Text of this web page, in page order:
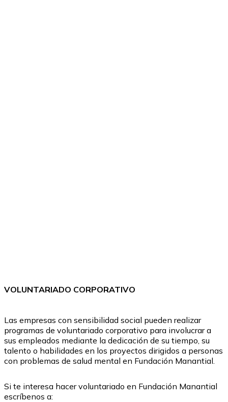
VOLUNTARIADO CORPORATIVO
Las empresas con sensibilidad social pueden realizar
programas de voluntariado corporativo para involucrar a
sus empleados mediante la dedicación de su tiempo, su
talento o habilidades en los proyectos dirigidos a personas
con problemas de salud mental en Fundación Manantial.
Si te interesa hacer voluntariado en Fundación Manantial
escríbenos a: